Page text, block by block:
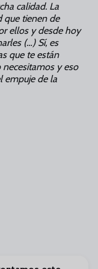
calidad. La
que tienen de
ellos y desde hoy
(…) Sí, es
que te están
y eso
empuje de la